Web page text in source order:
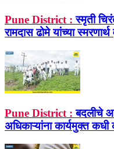
Pune District : स्मृती
रामदास ढोमे यांच्या स्मरणार्थ
Pune District : बदलीचे
अधिकाऱ्यांना कार्यमुक्त कधी